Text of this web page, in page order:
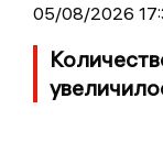
05/08/2026